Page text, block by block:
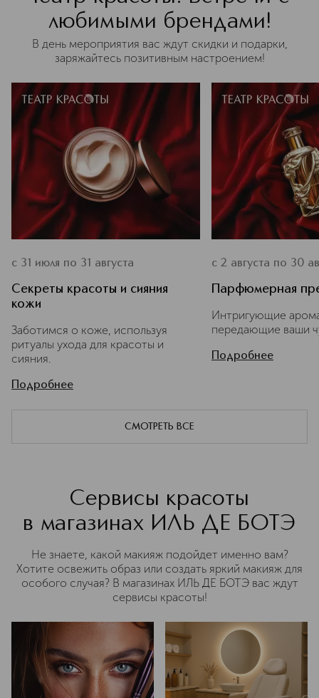
любимыми брендами!
В день мероприятия вас ждут скидки и подарки,
заряжайтесь позитивным настроением!
с 31 июля по 31 августа
Секреты красоты и сияния
кожи
Заботимся о коже, используя
ритуалы ухода для красоты и
сияния.
Подробнее
с 2 августа по 30
Парфюмерная
Интригующие
передающие ваши
Подробнее
СМОТРЕТЬ ВСЕ
Сервисы красоты
в магазинах ИЛЬ ДЕ БОТЭ
Не знаете, какой макияж подойдет именно вам?
Хотите освежить образ или создать яркий макияж для
особого случая? В магазинах ИЛЬ ДЕ БОТЭ вас ждут
сервисы красоты!